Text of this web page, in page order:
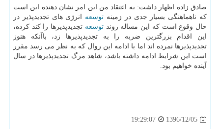
صادق زاده اظهار داشت: به اعتقاد من این امر نشان دهنده این است
كه ناهماهنگی بسیار جدی در زمینه توسعه انرژی های تجدیدپذیر در
حال وقوع است كه این مساله روندتوسعه تجدیدپذیرها را كند كرده،
این اقدام بزرگترین ضربه را به تجدیدپذیرها زد، باآنكه هنوز
تجدیدپذیرها نمرده اند اما با ادامه این روال كه به نظر می رسد مقرر
است این شرایط ادامه داشته باشد، شاهد مرگ تجدیدپذیرها در سال
آینده خواهیم بود.
1396/12/05
19:29:07